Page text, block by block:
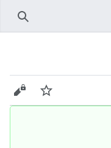
پیگیری